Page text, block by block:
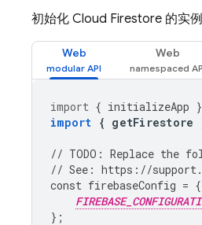
初始化 Cloud Firestore 的实例
Web Web
import { initializeApp }
import { getFirestore
// TODO : Replace the
// See : https : //support.
const firebaseConfig = {
};